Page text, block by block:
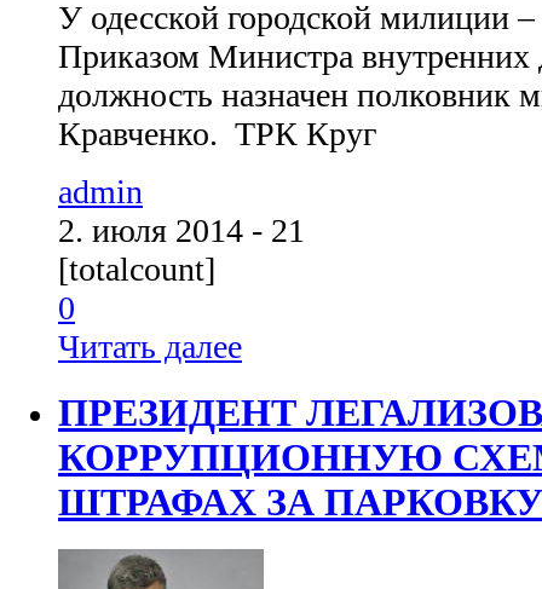
У одесской городской милиции
Приказом Министра внутренних
должность назначен полковник
Кравченко. ТРК Круг
admin
2. июля 2014 - 21
[totalcount]
0
Читать далее
ПРЕЗИДЕНТ
КОРРУПЦИОННУЮ
ШТРАФАХ ЗА ПАРКОВКУ